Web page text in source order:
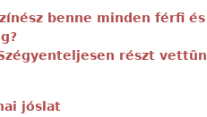
benne minden férfi és
részt
jóslat